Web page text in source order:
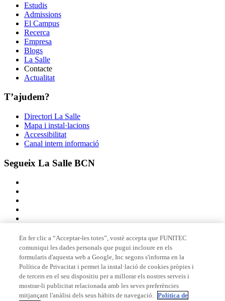
Estudis
Admissions
El Campus
Recerca
Empresa
Blogs
La Salle
Contacte
Actualitat
T’ajudem?
Directori La Salle
Mapa i instal·lacions
Accessibilitat
Canal intern informació
Segueix La Salle BCN
Membre de
Acreditacions
En fer clic a “Acceptar-les totes”, vostè accepta que FUNITEC
comuniqui les dades personals que pugui incloure en els
formularis d'aquesta web a Google, Inc segons s'informa en la
Política de Privacitat i permet la instal·lació de cookies pròpies i
de tercers en el seu dispositiu per a millorar els nostres serveis i
mostrar-li publicitat relacionada amb les seves preferències
mitjançant l'anàlisi dels seus hàbits de navegació. Política de